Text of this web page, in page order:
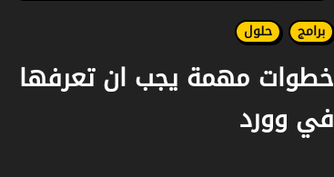
برامج حلول
خطوات مهمة يجب ان تعرفها
في وورد